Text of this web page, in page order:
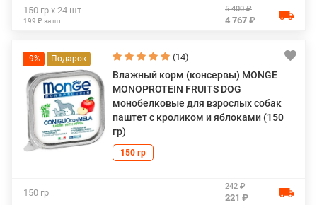
150 гр х 24 шт
199 ₽ за шт
5 400 ₽
4 767 ₽
-9% (14)
Влажный корм (консервы) MONGE
MONOPROTEIN FRUITS DOG
монобелковые для взрослых собак
паштет с кроликом и яблоками (150
гр)
150 гр
150 гр
242 ₽
221 ₽